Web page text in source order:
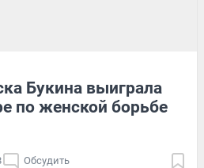
Букина выиграла
по женской борьбе
Обсудить